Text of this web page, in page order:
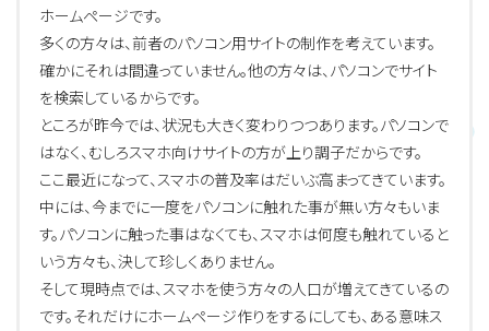
ホームページです。
多くの方々は、前者のパソコン用サイトの制作を考えています。
確かにそれは間違っていません。他の方々は、パソコンでサイト
を検索しているからです。
ところが昨今では、状況も大きく変わりつつあります。パソコンで
はなく、むしろスマホ向けサイトの方が上り調子だからです。
ここ最近になって、スマホの普及率はだいぶ高まってきています。
中には、今までに一度をパソコンに触れた事が無い方々もいま
す。パソコンに触った事はなくても、スマホは何度も触れていると
いう方々も、決して珍しくありません。
そして現時点では、スマホを使う方々の人口が増えてきているの
です。それだけにホームページ作りをするにしても、ある意味ス